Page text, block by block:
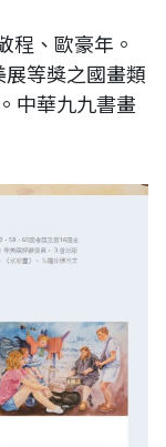
程、歐豪年。
等獎之國畫類
中華九九書畫